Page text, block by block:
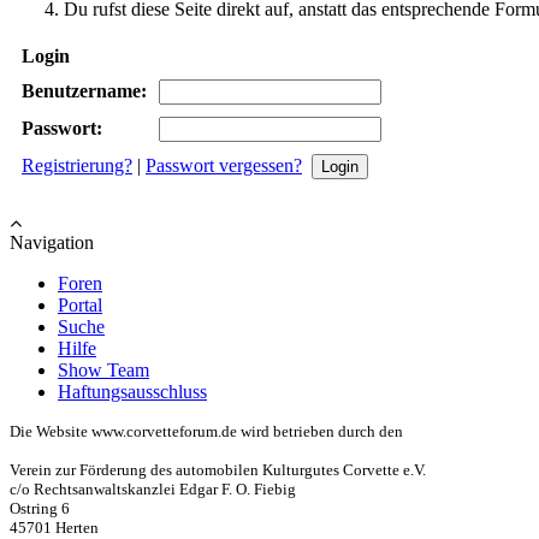
Du rufst diese Seite direkt auf, anstatt das entsprechende
Login
Benutzername:
Passwort:
Registrierung? | Passwort vergessen?
Navigation
Foren
Portal
Suche
Hilfe
Show Team
Haftungsausschluss
Die Website www.corvetteforum.de wird betrieben durch den
Verein zur Förderung des automobilen Kulturgutes Corvette e.V.
c/o Rechtsanwaltskanzlei Edgar F. O. Fiebig
Ostring 6
45701 Herten